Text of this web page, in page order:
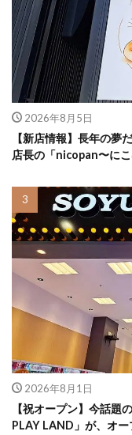
2026年8月5日
【新店情報】長年の夢
店長の「nicopan〜に
2026年8月1日
【祝オープン】今話題
PLAY LAND」が、オ